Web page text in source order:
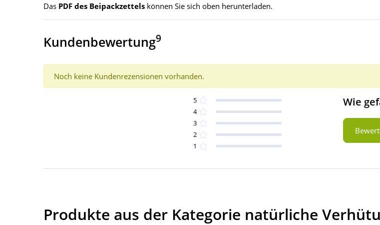
Das PDF des Beipackzettels können Sie sich oben herunterladen.
Kundenbewertung9
Noch keine Kundenrezensionen vorhanden.
5
4
3
2
1
Wie
Produkte aus der Kategorie natürliche